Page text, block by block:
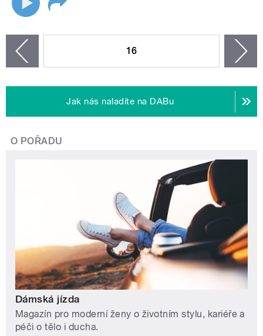
16
Jak nás naladíte na DABu
O POŘADU
Dámská jízda
Magazín pro moderní ženy o životním stylu, kariéře a
péči o tělo i ducha.